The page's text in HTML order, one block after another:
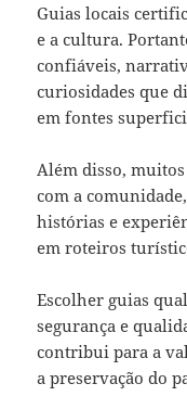
Guias locais
e a cultura.
confiáveis,
curiosidades que
em fontes
Além disso,
com a
histórias e
em roteiros
Escolher guias
segurança e
contribui para a
a preservação do